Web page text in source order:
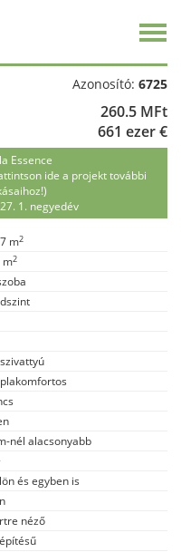
Azonosító: 6725
260.5 MFt
661 ezer €
Essence
ide a projekt további
1. negyedév
m2
m2
nél alacsonyabb
és egyben is
néző